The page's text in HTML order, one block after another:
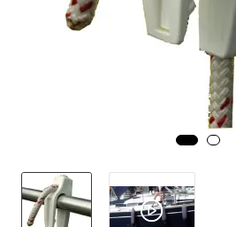
Fritid/Sikkerhet
Nyheter